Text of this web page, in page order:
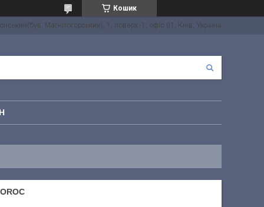
Кошик
Магнітогорський), 1, поверх -1, офіс 01, Київ, Україна